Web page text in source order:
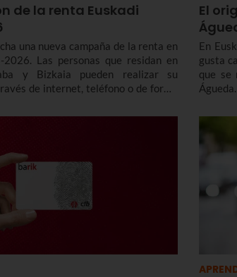
de la renta Euskadi
una nueva campaña de la renta en
2026. Las personas que residan en
y Bizkaia pueden realizar su
de internet, teléfono o de forma
deducciones.
El
En
gusta
que se
para
Santa